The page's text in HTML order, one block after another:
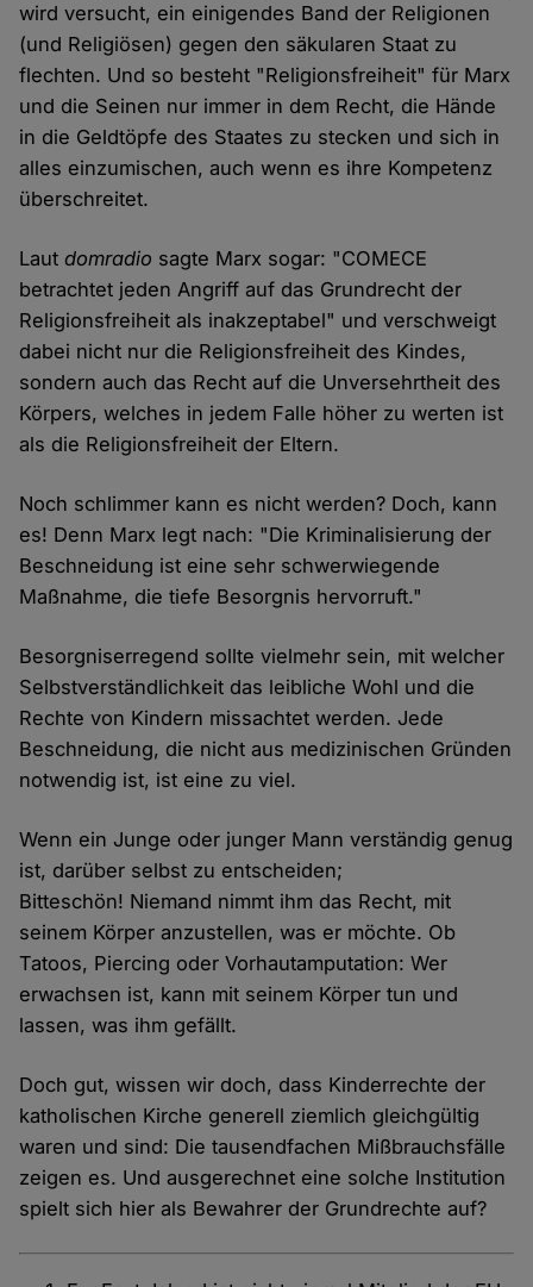
wird versucht, ein einigendes Band der Religionen
(und Religiösen) gegen den säkularen Staat zu
flechten. Und so besteht "Religionsfreiheit" für Marx
und die Seinen nur immer in dem Recht, die Hände
in die Geldtöpfe des Staates zu stecken und sich in
alles einzumischen, auch wenn es ihre Kompetenz
überschreitet.
Lautdomradio sagte Marx sogar: "COMECE
betrachtet jeden Angriff auf das Grundrecht der
Religionsfreiheit als inakzeptabel" und verschweigt
dabei nicht nur die Religionsfreiheit des Kindes,
sondern auch das Recht auf die Unversehrtheit des
Körpers, welches in jedem Falle höher zu werten ist
als die Religionsfreiheit der Eltern.
Noch schlimmer kann es nicht werden? Doch, kann
es! Denn Marx legt nach: "Die Kriminalisierung der
Beschneidung ist eine sehr schwerwiegende
Maßnahme, die tiefe Besorgnis hervorruft."
Besorgniserregend sollte vielmehr sein, mit welcher
Selbstverständlichkeit das leibliche Wohl und die
Rechte von Kindern missachtet werden. Jede
Beschneidung, die nicht aus medizinischen Gründen
notwendig ist, ist eine zu viel.
Wenn ein Junge oder junger Mann verständig genug
ist, darüber selbst zu entscheiden;
Bitteschön! Niemand nimmt ihm das Recht, mit
seinem Körper anzustellen, was er möchte. Ob
Tatoos, Piercing oder Vorhautamputation: Wer
erwachsen ist, kann mit seinem Körper tun und
lassen, was ihm gefällt.
Doch gut, wissen wir doch, dass Kinderrechte der
katholischen Kirche generell ziemlich gleichgültig
waren und sind: Die tausendfachen Mißbrauchsfälle
zeigen es. Und ausgerechnet eine solche Institution
spielt sich hier als Bewahrer der Grundrechte auf?